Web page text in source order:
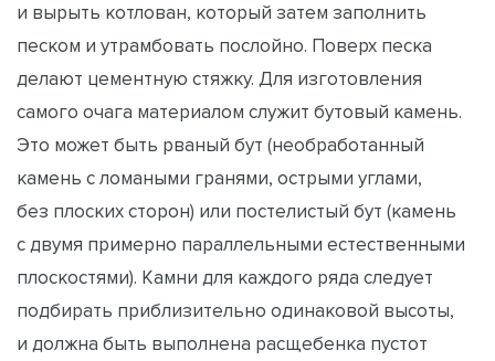
и вырыть котлован, который затем заполнить
песком и утрамбовать послойно. Поверх песка
делают цементную стяжку. Для изготовления
самого очага материалом служит бутовый камень.
Это может быть рваный бут (необработанный
камень с ломаными гранями, острыми углами,
без плоских сторон) или постелистый бут (камень
с двумя примерно параллельными естественными
плоскостями). Камни для каждого ряда следует
подбирать приблизительно одинаковой высоты,
и должна быть выполнена расщебенка пустот